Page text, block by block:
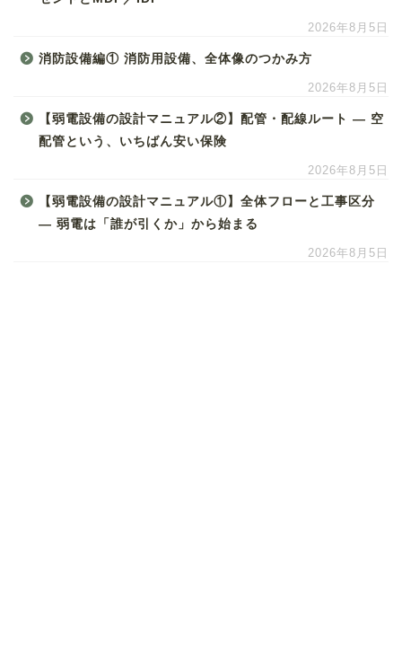
2026年8月5日
消防設備編① 消防用設備、全体像のつかみ方
2026年8月5日
【弱電設備の設計マニュアル②】配管・配線ルート ― 空
配管という、いちばん安い保険
2026年8月5日
【弱電設備の設計マニュアル①】全体フローと工事区分
― 弱電は「誰が引くか」から始まる
2026年8月5日